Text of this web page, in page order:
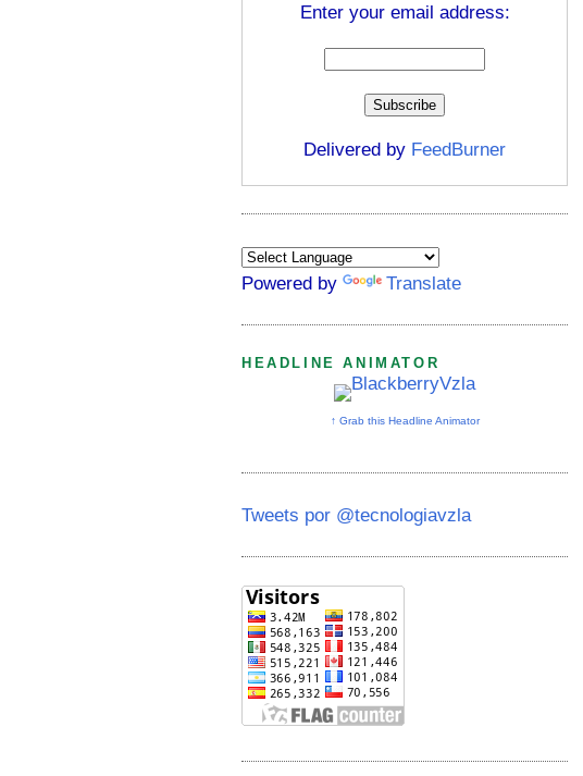
Enter your email address:
Delivered by FeedBurner
Powered by Translate
HEADLINE ANIMATOR
↑ Grab this Headline Animator
Tweets por @tecnologiavzla